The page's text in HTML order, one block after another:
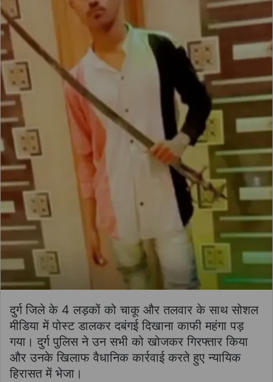
दुर्ग जिले के 4 लड़कों को चाकू और तलवार के साथ सोशल
मीडिया में पोस्ट डालकर दबंगई दिखाना काफी महंगा पड़
गया। दुर्ग पुलिस ने उन सभी को खोजकर गिरफ्तार किया
और उनके खिलाफ वैधानिक कार्रवाई करते हुए न्यायिक
हिरासत में भेजा।